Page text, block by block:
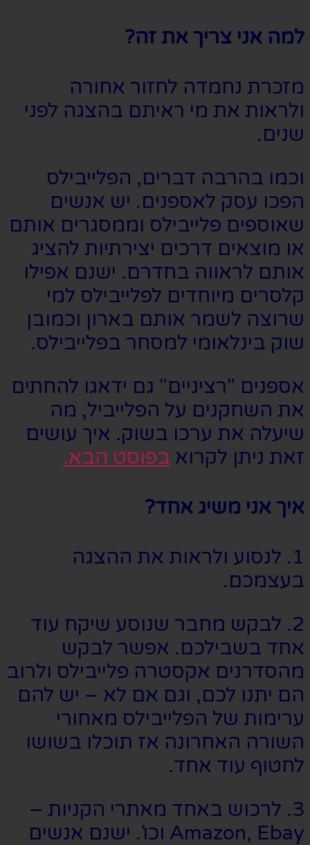
למה אני צריך את זה?
מזכרת נחמדה לחזור אחורה
ולראות את מי ראיתם בהצגה לפני
שנים.
וכמו בהרבה דברים, הפלייבילס
הפכו עסק לאספנים. יש אנשים
שאוספים פלייבילס וממסגרים אותם
או מוצאים דרכים יצירתיות להציג
אותם לראווה בחדרם. ישנם אפילו
קלסרים מיוחדים לפלייבילס למי
שרוצה לשמר אותם בארון וכמובן
שוק בינלאומי למסחר בפלייבילס.
אספנים "רציניים" גם ידאגו להחתים
את השחקנים על הפלייביל, מה
שיעלה את ערכו בשוק. איך עושים
זאת ניתן לקרוא בפוסט הבא.
איך אני משיג אחד?
1. לנסוע ולראות את ההצגה
בעצמכם.
2. לבקש מחבר שנוסע שיקח עוד
אחד בשבילכם. אפשר לבקש
מהסדרנים אקסטרה פלייבילס ולרוב
הם יתנו לכם, וגם אם לא – יש להם
ערימות של הפלייבילס מאחורי
השורה האחרונה אז תוכלו בשושו
לחטוף עוד אחד.
3. לרכוש באחד מאתרי הקניות –
Amazon, Ebay וכו'. ישנם אנשים